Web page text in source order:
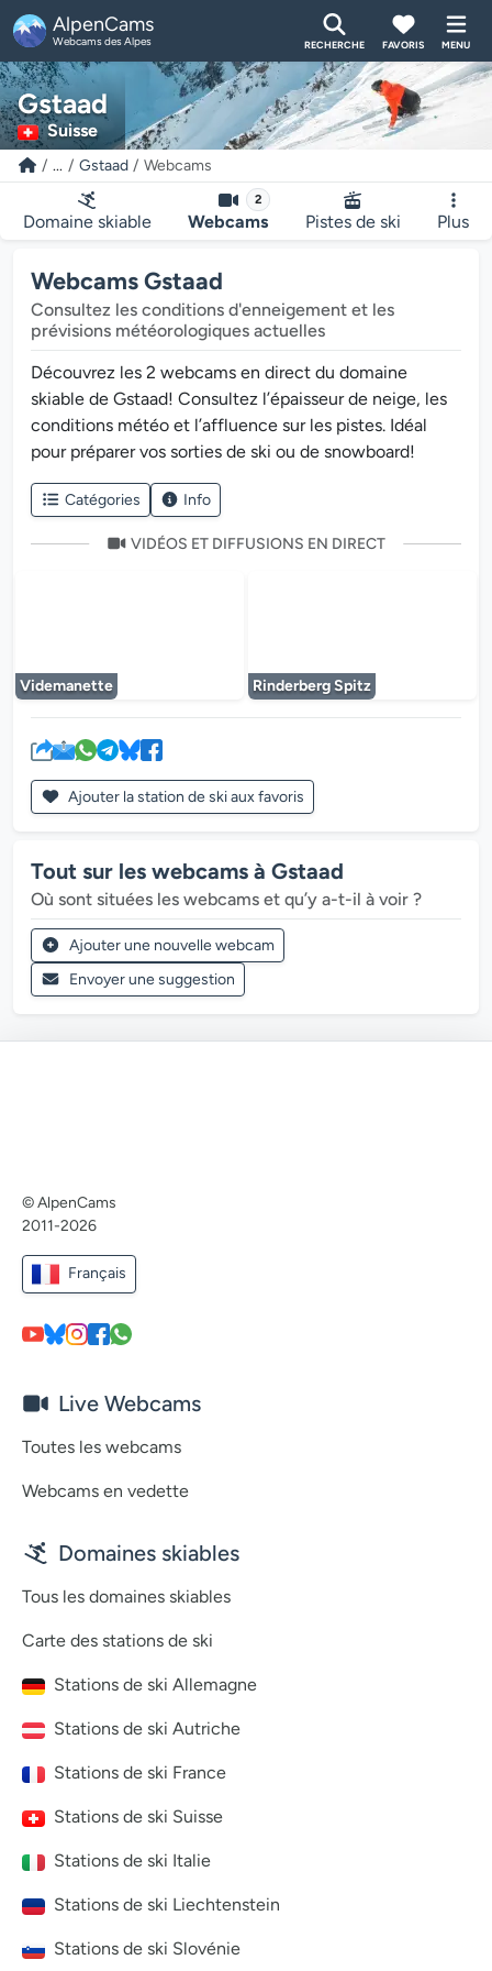
AlpenCams
Webcams des Alpes RECHERCHE FAVORIS MENU
Gstaad
Suisse
... Gstaad Webcams
Domaine skiable
2
Webcams Pistes de ski Plus
Webcams Gstaad
Consultez les conditions d'enneigement et les
prévisions météorologiques actuelles
Découvrez les 2 webcams en direct du domaine
skiable de Gstaad! Consultez l’épaisseur de neige, les
conditions météo et l’affluence sur les pistes. Idéal
pour préparer vos sorties de ski ou de snowboard!
Catégories Info
VIDÉOS ET DIFFUSIONS EN DIRECT
Videmanette Rinderberg Spitz
Ajouter la station de ski aux favoris
Tout sur les webcams à Gstaad
Où sont situées les webcams et qu’y a-t-il à voir ?
Ajouter une nouvelle webcam
Envoyer une suggestion
© AlpenCams
2011-2026
Français
Live Webcams
Toutes les webcams
Webcams en vedette
Domaines skiables
Tous les domaines skiables
Carte des stations de ski
Stations de ski Allemagne
Stations de ski Autriche
Stations de ski France
Stations de ski Suisse
Stations de ski Italie
Stations de ski Liechtenstein
Stations de ski Slovénie